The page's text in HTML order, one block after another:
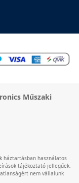
Műszaki
háztartásban használatos
tájékoztató jellegűek,
nem vállalunk